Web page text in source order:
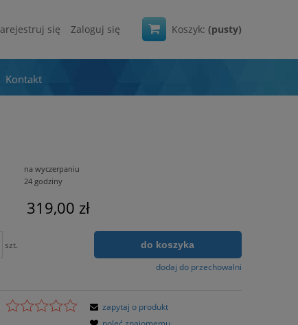
Koszyk: (pusty)
się Zaloguj się
Kontakt
na wyczerpaniu
24 godziny
319,00 zł
szt. do koszyka
dodaj do przechowalni
zapytaj o produkt